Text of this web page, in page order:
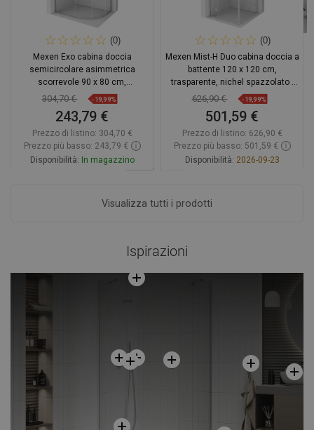
(0)
Mexen Exo cabina doccia
semicircolare asimmetrica
scorrevole 90 x 80 cm,
trasparente, cromo - 8132-090-
304,70 € -19,99%
243,79 €
Prezzo di listino: 304,70 €
Prezzo più basso: 243,79 €
Disponibilità: In magazzino
(0)
Mexen Mist-H Duo cabina doccia a
battente 120 x 120 cm,
trasparente, nichel spazzolato -
8A5-120L-120P-97-00
626,90 € -19,99%
501,59 €
Prezzo di listino: 626,90 €
Prezzo più basso: 501,59 €
Disponibilità: 2026-09-23
Visualizza tutti i prodotti
Ispirazioni